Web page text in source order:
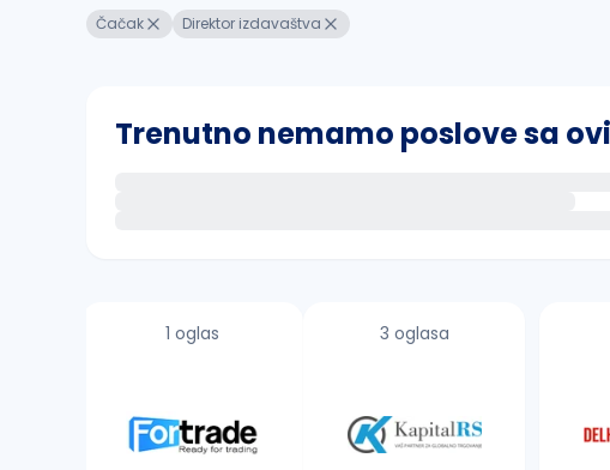
Čačak Direktor izdavaštva
Trenutno nemamo poslove sa
proverite pravopisne greške (koristite č, ć, š, đ,
povećajte radijus za odabrani grad
1 oglas 3 oglasa